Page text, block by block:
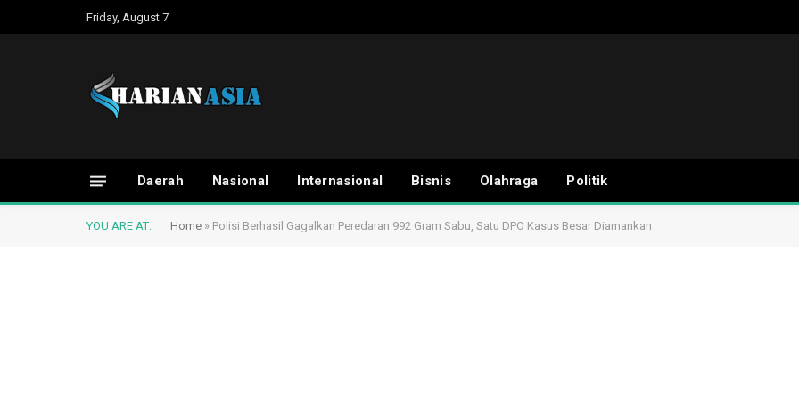
Friday, August 7
Daerah Nasional Internasional Bisnis Olahraga Politik
YOU ARE AT: Home » Polisi Berhasil Gagalkan Peredaran 992 Gram Sabu, Satu DPO Kasus Besar Diamankan